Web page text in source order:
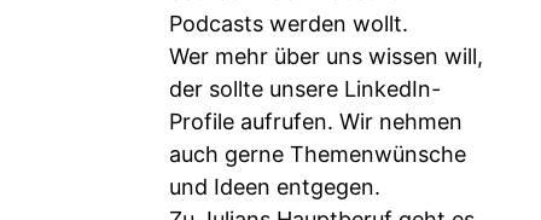
Podcasts werden wollt.
Wer mehr über uns wissen will,
der sollte unsere LinkedIn-
Profile aufrufen. Wir nehmen
auch gerne Themenwünsche
und Ideen entgegen.